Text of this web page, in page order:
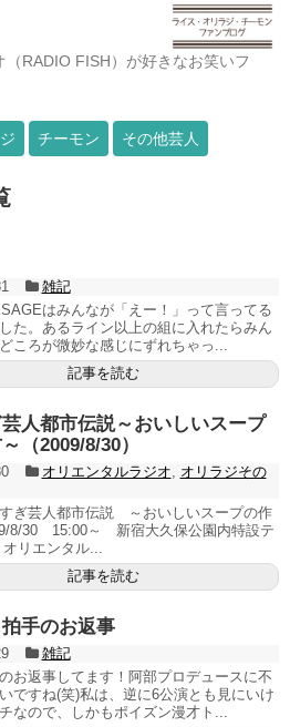
RADIO FISH）が好きなお笑いフ
チーモン その他芸人
雑記
はみんなが「えー！」って言ってる
た。あるライン以上の組に入れたらみん
ころが微妙な感じにずれちゃっ...
記事を読む
人都市伝説～おいしいスープ
（2009/8/30）
オリエンタルラジオ
オリラジその
ぎ芸人都市伝説 ～おいしいスープの作
8/30 15:00～ 新宿大久保公園内特設テ
リエンタル...
記事を読む
手のお返事
雑記
お返事してます！阿部プロデュースに不
ですね(笑)私は、逆に6公演とも見にいけ
なので、しかもポイズン漫才ト...